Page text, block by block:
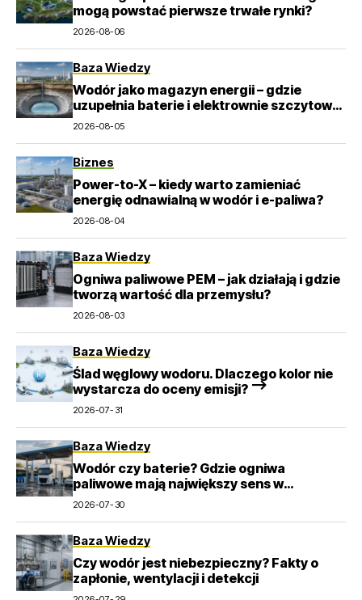
mogą powstać pierwsze trwałe rynki?
2026-08-06
Baza Wiedzy
Wodór jako magazyn energii – gdzie
uzupełnia baterie i elektrownie szczytowo-
pompowe?
2026-08-05
Biznes
Power-to-X – kiedy warto zamieniać
energię odnawialną w wodór i e-paliwa?
2026-08-04
Baza Wiedzy
Ogniwa paliwowe PEM – jak działają i gdzie
tworzą wartość dla przemysłu?
2026-08-03
Baza Wiedzy
Ślad węglowy wodoru. Dlaczego kolor nie
wystarcza do oceny emisji? –>
2026-07-31
Baza Wiedzy
Wodór czy baterie? Gdzie ogniwa
paliwowe mają największy sens w
transporcie
2026-07-30
Baza Wiedzy
Czy wodór jest niebezpieczny? Fakty o
zapłonie, wentylacji i detekcji